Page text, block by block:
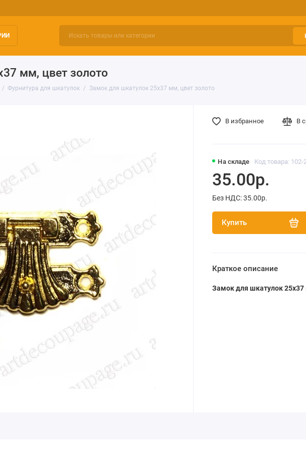
мм, цвет золото
Фурнитура для шкатулок Замок для шкатулок 25х37 мм, цвет золото
На складе Код товара: 102-
35.00р.
Без НДС: 35.00р.
Купить
В избранное В
Краткое описание
Замок для шкатулок